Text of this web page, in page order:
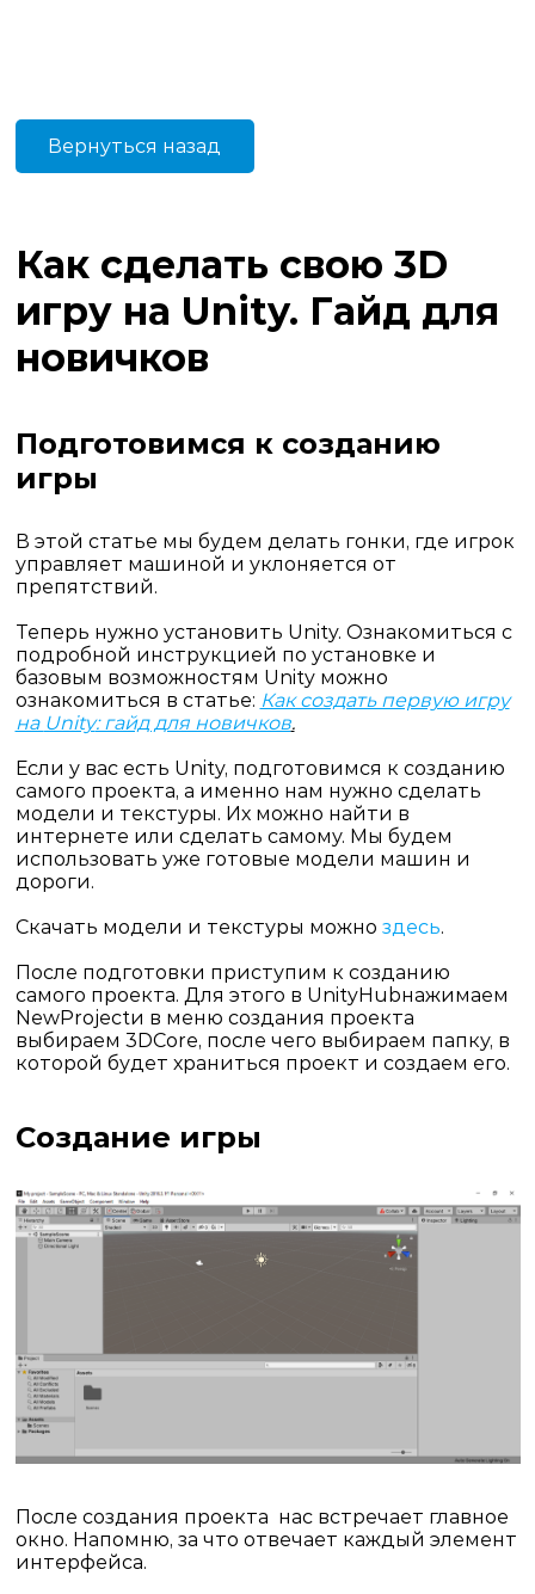
Вернуться назад
Как сделать свою 3D
игру на Unity. Гайд для
новичков
Подготовимся к созданию
игры
В этой статье мы будем делать гонки, где игрок
управляет машиной и уклоняется от
препятствий.
Теперь нужно установить Unity. Ознакомиться с
подробной инструкцией по установке и
базовым возможностям Unityможно
ознакомиться в статье: Как создать первую игру
на Unity: гайд для новичков.
Если у вас есть Unity, подготовимся к созданию
самого проекта, а именно нам нужно сделать
модели и текстуры. Их можно найти в
интернете или сделать самому. Мы будем
использовать уже готовые модели машин и
дороги.
Скачать модели и текстуры можно здесь.
После подготовки приступим к созданию
самого проекта. Для этого в UnityHubнажимаем
NewProjectи в меню создания проекта
выбираем 3DCore, после чего выбираем папку, в
которой будет храниться проект и создаем его.
Создание игры
После создания проекта нас встречает главное
окно. Напомню, за что отвечает каждый элемент
интерфейса.